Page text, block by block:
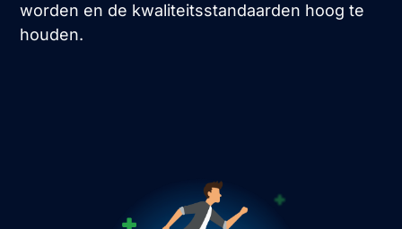
worden en de kwaliteitsstandaarden hoog te
houden.